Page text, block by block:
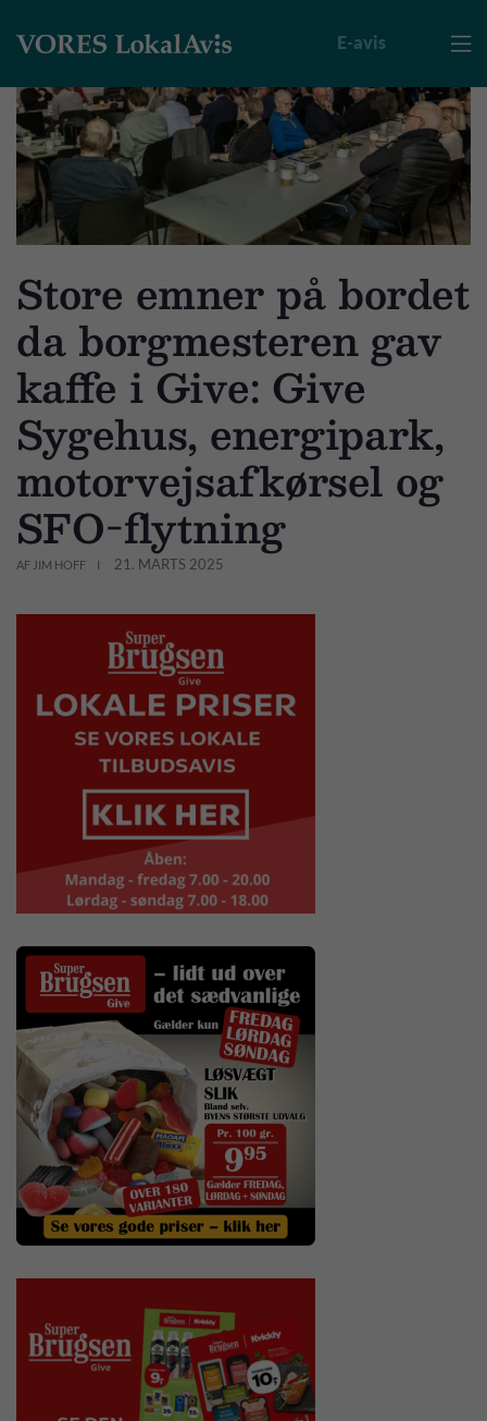

E-avis
Store emner på bordet
da borgmesteren gav
kaffe i Give: Give
Sygehus, energipark,
motorvejsafkørsel og
SFO-flytning
AF JIM HOFF 21. MARTS 2025